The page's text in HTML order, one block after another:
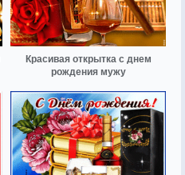
Красивая открытка с днем
рождения мужу